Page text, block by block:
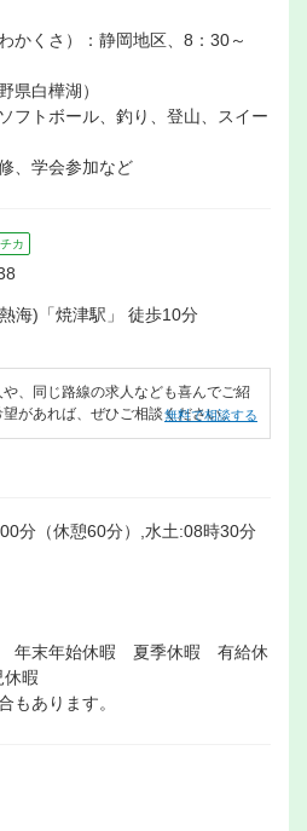
かくさ）：静岡地区、8：30～
県白樺湖）
フトボール、釣り、登山、スイー
、学会参加など
カ
海)「焼津駅」 徒歩10分
、同じ路線の求人なども喜んでご紹
があれば、ぜひご相談ください。
無料で相談する
分（休憩60分）,水土:08時30分
末年始休暇 夏季休暇 有給休
暇
もあります。